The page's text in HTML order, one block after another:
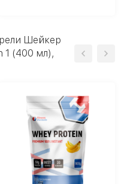
Шейкер
1 (400 мл),